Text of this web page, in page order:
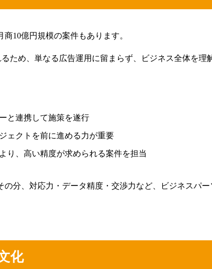
10億円規模の案件もあります。
ため、単なる広告運用に留まらず、ビジネス全体を理
と連携して施策を遂行
ェクトを前に進める力が重要
り、高い精度が求められる案件を担当
分、対応力・データ精度・交渉力など、ビジネスパ
化